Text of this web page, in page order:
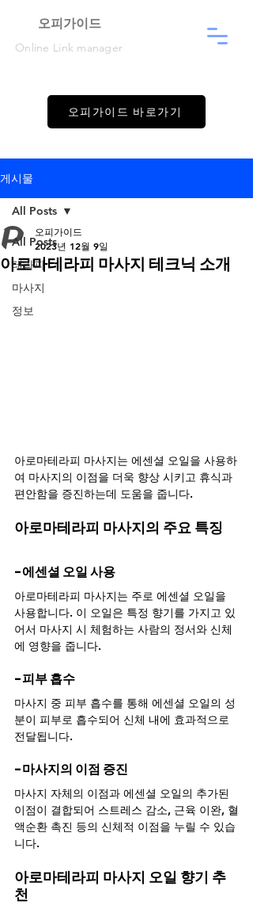
​오피가이드
Online Link manager
오피가이드 바로가기
게시물
All Posts
테라피
마사지
정보
All Posts
아로마테라피 마사지 테크닉 소개
오피가이드
2023년 12월 9일
아로마테라피 마사지는 에센셜 오일을 사용하
여 마사지의 이점을 더욱 향상 시키고 휴식과
편안함을 증진하는데 도움을 줍니다.
아로마테라피 마사지의 주요 특징
-에센셜 오일 사용
아로마테라피 마사지는 주로 에센셜 오일을
사용합니다. 이 오일은 특정 향기를 가지고 있
어서 마사지 시 체험하는 사람의 정서와 신체
에 영향을 줍니다.
-피부 흡수
마사지 중 피부 흡수를 통해 에센셜 오일의 성
분이 피부로 흡수되어 신체 내에 효과적으로
전달됩니다.
-마사지의 이점 증진
마사지 자체의 이점과 에센셜 오일의 추가된
이점이 결합되어 스트레스 감소, 근육 이완, 혈
액순환 촉진 등의 신체적 이점을 누릴 수 있습
니다.
아로마테라피 마사지 오일 향기 추
천